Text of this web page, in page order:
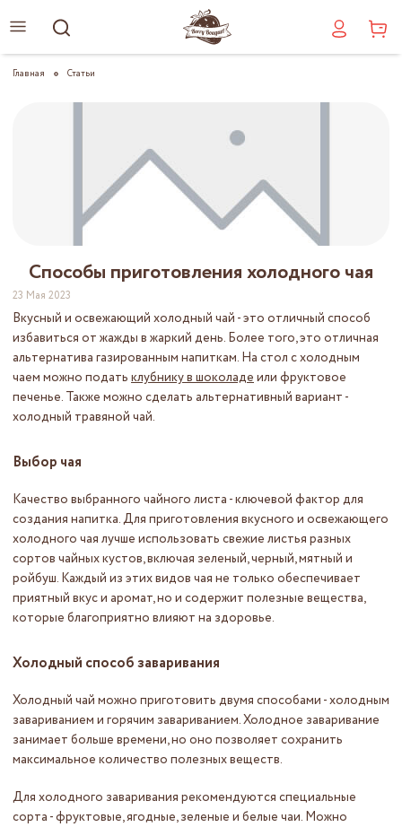
Главная Статьи
Способы приготовления холодного чая
23 Мая 2023
Вкусный и освежающий холодный чай - это отличный способ
избавиться от жажды в жаркий день. Более того, это отличная
альтернатива газированным напиткам. На стол с холодным
чаем можно подать клубнику в шоколадеили фруктовое
печенье. Также можно сделать альтернативный вариант -
холодный травяной чай.
Выбор чая
Качество выбранного чайного листа - ключевой фактор для
создания напитка. Для приготовления вкусного и освежающего
холодного чая лучше использовать свежие листья разных
сортов чайных кустов, включая зеленый, черный, мятный и
ройбуш. Каждый из этих видов чая не только обеспечивает
приятный вкус и аромат, но и содержит полезные вещества,
которые благоприятно влияют на здоровье.
Холодный способ заваривания
Холодный чай можно приготовить двумя способами - холодным
завариванием и горячим завариванием. Холодное заваривание
занимает больше времени, но оно позволяет сохранить
максимальное количество полезных веществ.
Для холодного заваривания рекомендуются специальные
сорта - фруктовые, ягодные, зеленые и белые чаи. Можно